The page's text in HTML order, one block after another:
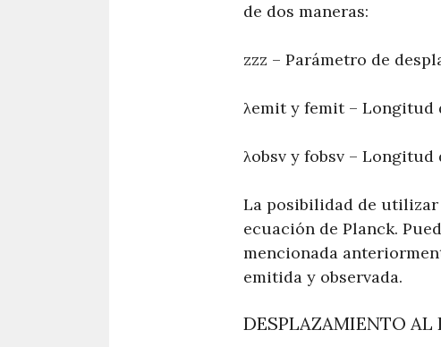
de dos maneras:
zzz – Parámetro de
λemit y femit – Longitud
λobsv y fobsv –
La posibilidad de
ecuación de Planck.
mencionada
emitida y observada.
DESPLAZAMIENTO AL